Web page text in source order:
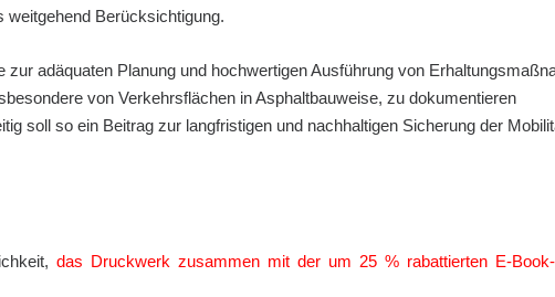
weitgehend Berücksichtigung.
adäquaten Planung und hochwertigen Ausführung von
von Verkehrsflächen in Asphaltbauweise, zu dokumentieren
soll so ein Beitrag zur langfristigen und nachhaltigen Sicherung der
das Druckwerk zusammen mit der um 25 % rabattierten E-